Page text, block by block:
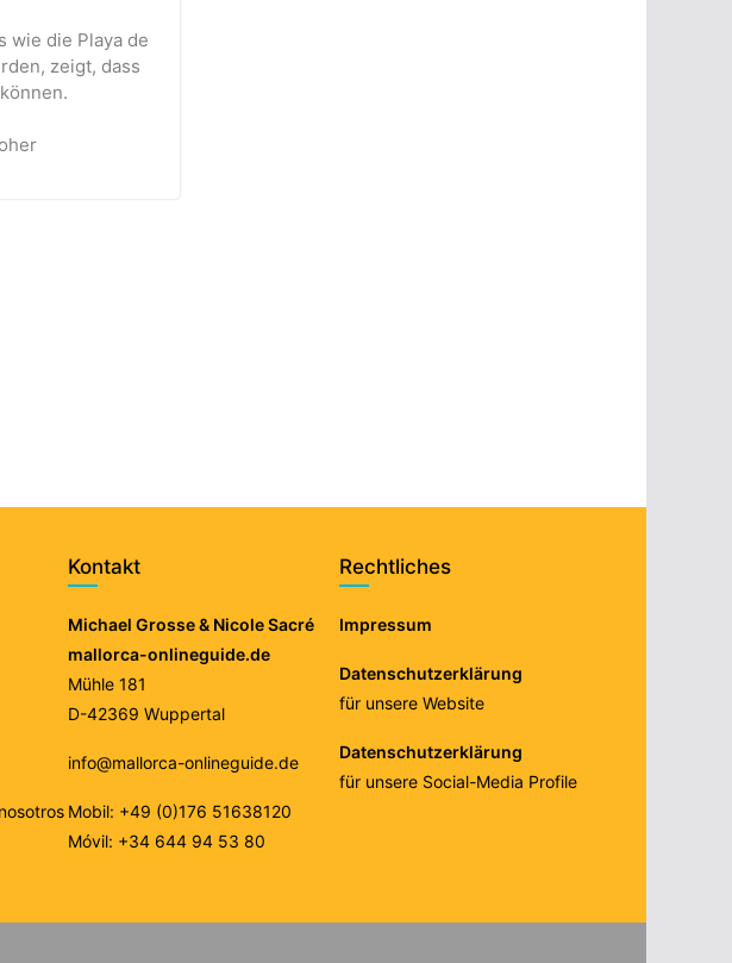
wie die Playa de
zeigt, dass
Kontakt
Michael Grosse & Nicole Sacré
mallorca-onlineguide.de
Mühle 181
D-42369 Wuppertal
info@mallorca-onlineguide.de
Mobil: +49 (0)176 51638120
Móvil: +34 644 94 53 80
Rechtliches
Impressum
Datenschutzerklärung
für unsere Website
Datenschutzerklärung
für unsere Social-Media Profile